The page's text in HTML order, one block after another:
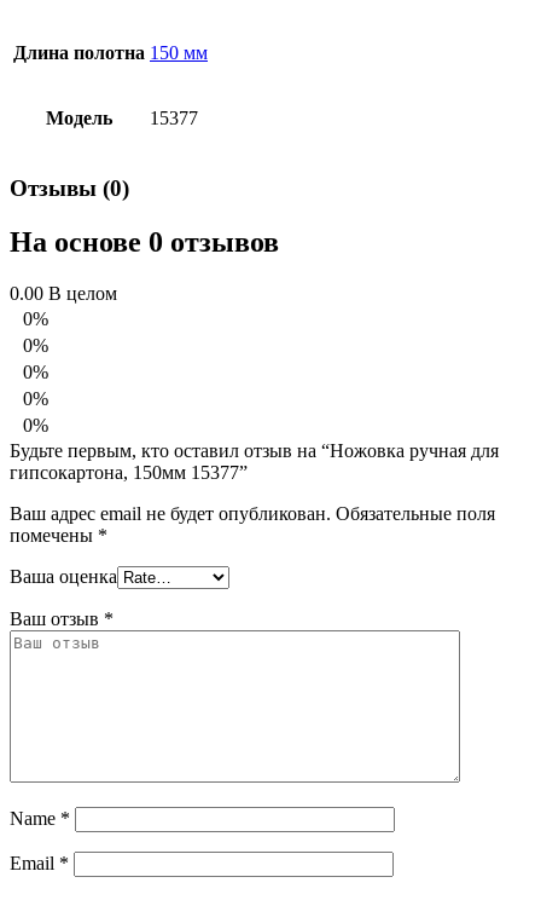
Длина полотна 150 мм
Модель 15377
Отзывы (0)
На основе 0 отзывов
0.00 В целом
0%
0%
0%
0%
0%
Будьте первым, кто оставил отзыв на “Ножовка ручная для
гипсокартона, 150мм 15377”
Ваш адрес email не будет опубликован. Обязательные поля
помечены *
Ваша оценка
Ваш отзыв *
Name *
Email *